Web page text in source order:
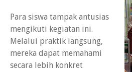
Para siswa tampak antusias
mengikuti kegiatan ini.
Melalui praktik langsung,
mereka dapat memahami
secara lebih konkret